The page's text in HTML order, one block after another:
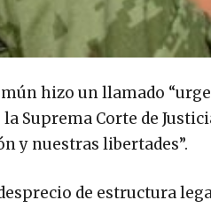
hizo un llamado
Corte de
y nuestras libertades”.
de estructura